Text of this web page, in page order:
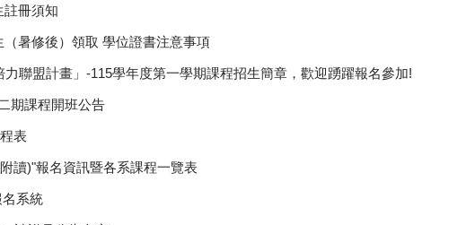
註冊須知
（暑修後）領取 學位證書注意事項
聯盟計畫」-115學年度第一學期課程招生簡章，歡迎踴躍報名參加!
期課程開班公告
表
讀)"報名資訊暨各系課程一覽表
名系統